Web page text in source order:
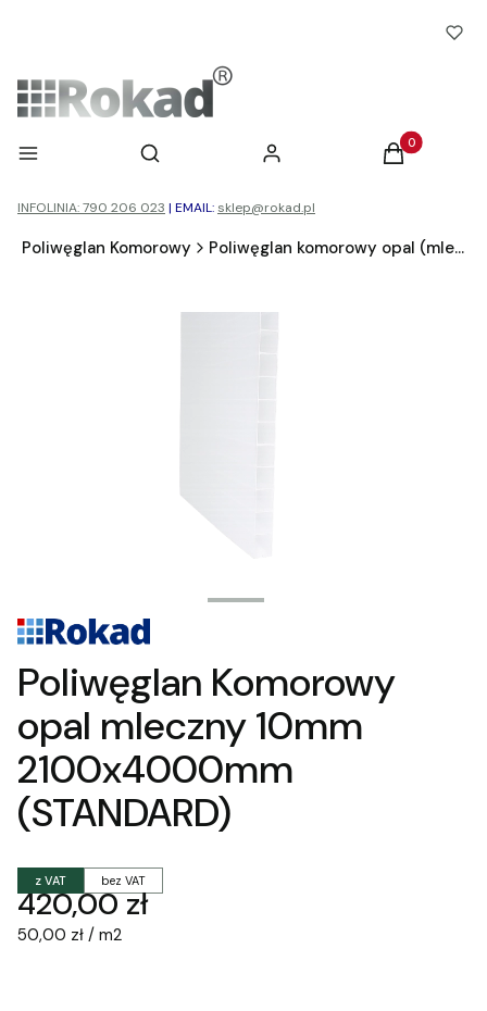
Menu Otwórz wyszukiwarkę
Szukaj Zaloguj się Produkty w
Koszyk
INFOLINIA: 790 206 023 | EMAIL: sklep@rokad.pl
Poliwęglan Komorowy Poliwęglan komorowy opal (mleczny)
Poliwęglan Komorowy
opal mleczny 10mm
2100x4000mm
(STANDARD)
z VAT bez VAT
Cena
420,00 zł
50,00 zł / m2